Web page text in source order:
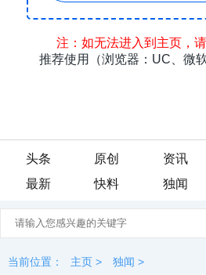
头条 原创 资讯
最新
快料 独闻
当前位置： 主页 > 独闻 >